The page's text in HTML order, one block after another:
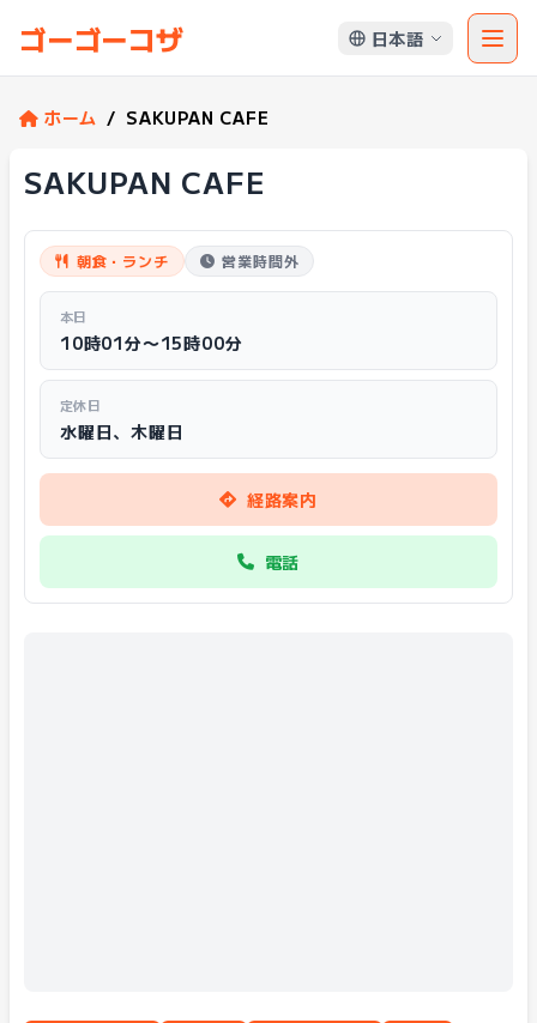
ゴーゴーコザ 日本語
ホーム / SAKUPAN CAFE
SAKUPAN CAFE
朝食・ランチ 営業時間外
本日
10時01分〜15時00分
定休日
水曜日、木曜日
経路案内
電話